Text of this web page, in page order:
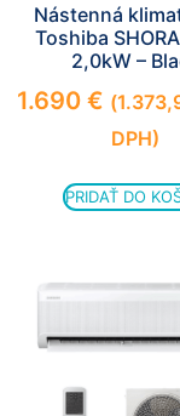
Nástenná
Toshiba
2,0kW –
1.690 € (
DPH)
PRIDAŤ DO